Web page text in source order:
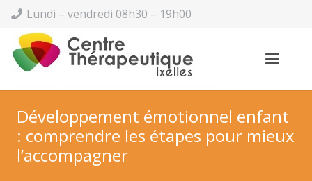
Lundi – vendredi 08h30 – 19h00
Développement émotionnel enfant
: comprendre les étapes pour mieux
l’accompagner